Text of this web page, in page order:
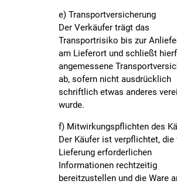
e) Transportversicherung
Der Verkäufer trägt das
Transportrisiko bis zur
am Lieferort und schließt
angemessene
ab, sofern nicht ausdrücklich
schriftlich etwas anderes
wurde.
f) Mitwirkungspflichten des
Der Käufer ist verpflichtet, die
Lieferung erforderlichen
Informationen rechtzeitig
bereitzustellen und die Ware